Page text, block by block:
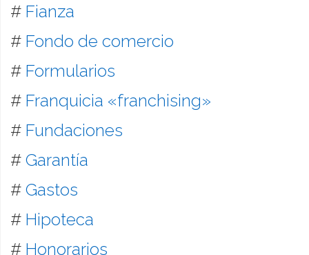
# Fianza
# Fondo de comercio
# Formularios
# Franquicia «franchising»
# Fundaciones
# Garantía
# Gastos
# Hipoteca
# Honorarios